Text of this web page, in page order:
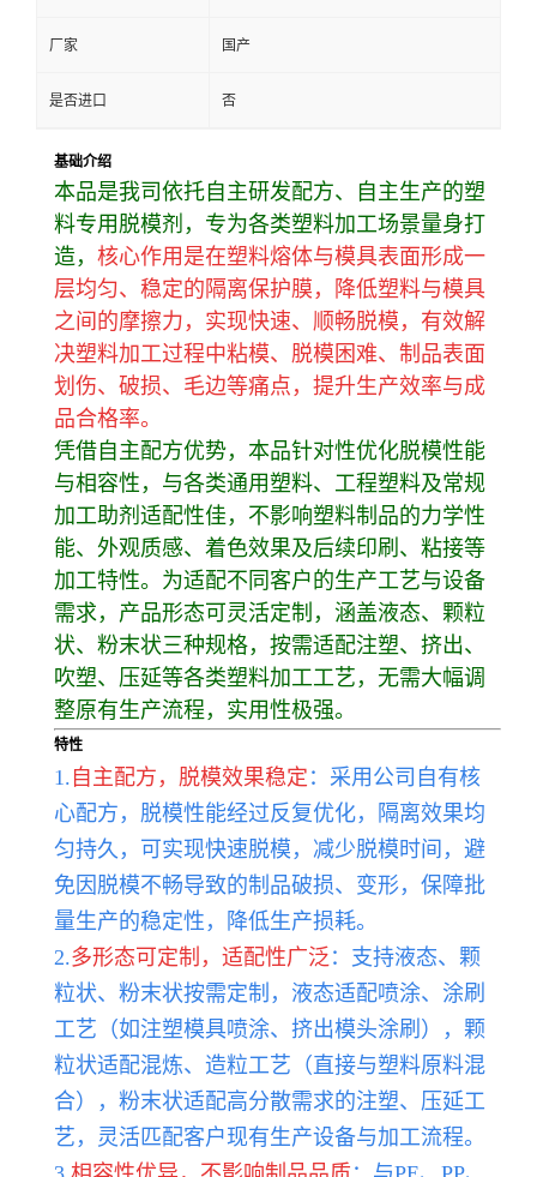
厂家 国产
是否进口 否
基础介绍
本品是我司依托自主研发配方、自主生产的塑
料专用脱模剂，专为各类塑料加工场景量身打
造， 核心作用是在塑料熔体与模具表面形成一
层均匀、稳定的隔离保护膜，降低塑料与模具
之间的摩擦力，实现快速、顺畅脱模，有效解
决塑料加工过程中粘模、脱模困难、制品表面
划伤、破损、毛边等痛点，提升生产效率与成
品合格率。
凭借自主配方优势，本品针对性优化脱模性能
与相容性，与各类通用塑料、工程塑料及常规
加工助剂适配性佳，不影响塑料制品的力学性
能、外观质感、着色效果及后续印刷、粘接等
加工特性。为适配不同客户的生产工艺与设备
需求，产品形态可灵活定制，涵盖液态、颗粒
状、粉末状三种规格，按需适配注塑、挤出、
吹塑、压延等各类塑料加工工艺，无需大幅调
整原有生产流程，实用性极强。
特性
1. 自主配方，脱模效果稳定 ：采用公司自有核
心配方，脱模性能经过反复优化，隔离效果均
匀持久，可实现快速脱模，减少脱模时间，避
免因脱模不畅导致的制品破损、变形，保障批
量生产的稳定性，降低生产损耗。
2.多形态可定制，适配性广泛 ：支持液态、颗
粒状、粉末状按需定制，液态适配喷涂、涂刷
工艺（如注塑模具喷涂、挤出模头涂刷），颗
粒状适配混炼、造粒工艺（直接与塑料原料混
合），粉末状适配高分散需求的注塑、压延工
艺，灵活匹配客户现有生产设备与加工流程。